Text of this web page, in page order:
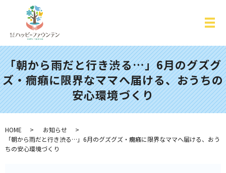
「朝から雨だと行き渋る…」6月のグズグ
ズ・癇癪に限界なママへ届ける、おうちの
安心環境づくり
HOME
お知らせ
「朝から雨だと行き渋る…」6月のグズグズ・癇癪に限界なママへ届ける、おう
ちの安心環境づくり